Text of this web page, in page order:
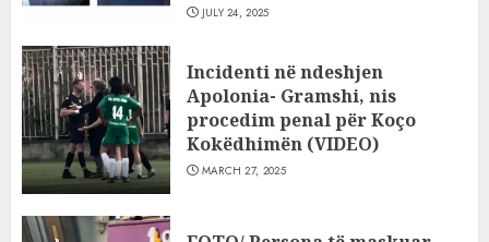
JULY 24, 2025
Incidenti në ndeshjen
Apolonia- Gramshi, nis
procedim penal për Koço
Kokëdhimën (VIDEO)
MARCH 27, 2025